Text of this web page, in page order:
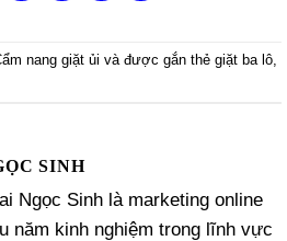
nang giặt ủi và được gắn thẻ giặt ba lô,
SINH
Ngọc Sinh là marketing online
năm kinh nghiệm trong lĩnh vực